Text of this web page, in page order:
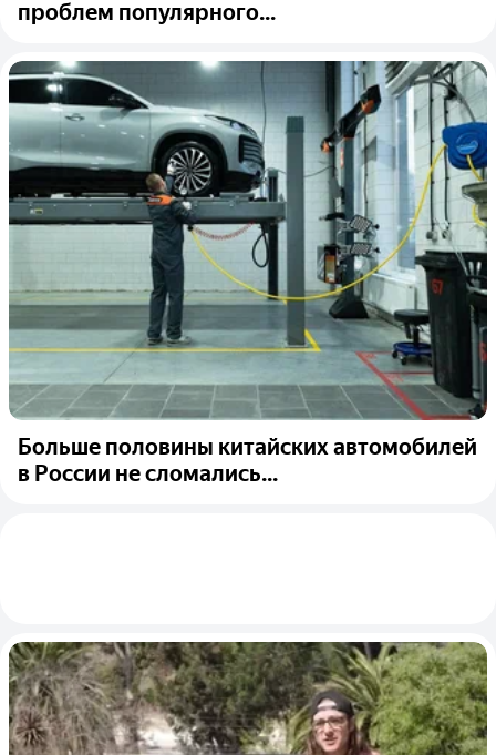
проблем популярного...
Больше половины китайских автомобилей
в России не сломались...